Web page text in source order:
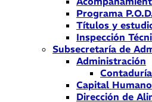
Programa
Títulos y
Inspección
Subsecretaría de
Administración
Capital Humano
Dirección de